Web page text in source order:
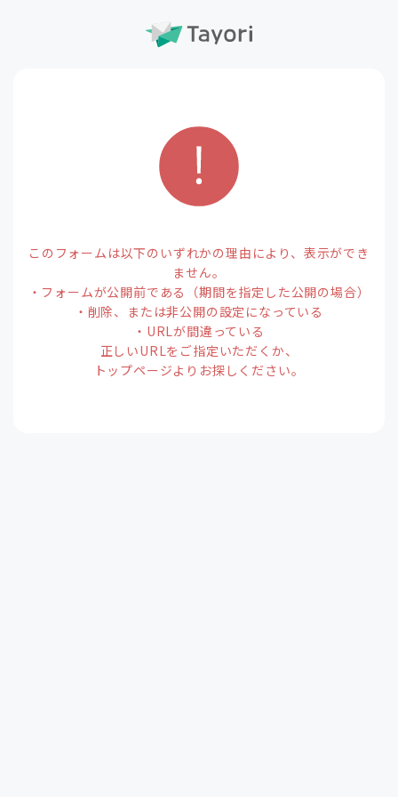
このフォームは以下のいずれかの理由により、表示ができ
ません。
・フォームが公開前である（期間を指定した公開の場合）
・削除、または非公開の設定になっている
・URLが間違っている
正しいURLをご指定いただくか、
トップページよりお探しください。